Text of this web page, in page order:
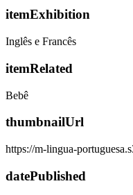
itemExhibition
Inglês e Francês
itemRelated
Bebê
thumbnailUrl
https://m-lingua-
datePublished